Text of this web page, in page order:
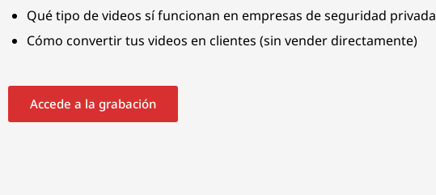
Qué tipo de videos sí funcionan en empresas de seguridad privada
Cómo convertir tus videos en clientes (sin vender directamente)
Accede a la grabación